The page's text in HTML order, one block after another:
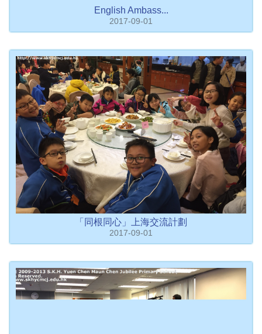
English Ambass...
2017-09-01
「同根同心」上海交流計劃
2017-09-01